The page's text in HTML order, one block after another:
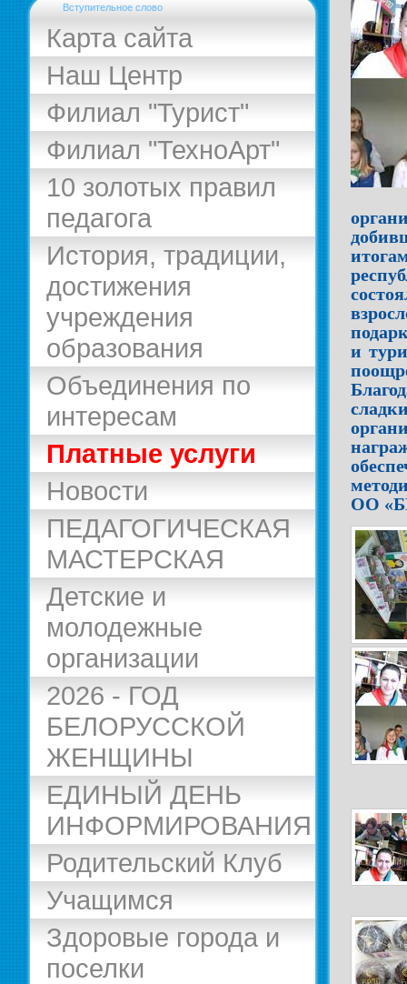
Вступительное слово
Карта сайта
Наш Центр
Филиал "Турист"
Филиал "ТехноАрт"
10 золотых правил
педагога
История, традиции,
достижения
учреждения
образования
Объединения по
интересам
Платные услуги
Новости
ПЕДАГОГИЧЕСКАЯ
МАСТЕРСКАЯ
Детские и
молодежные
организации
2026 - ГОД
БЕЛОРУССКОЙ
ЖЕНЩИНЫ
ЕДИНЫЙ ДЕНЬ
ИНФОРМИРОВАНИЯ
Родительский Клуб
Учащимся
Здоровые города и
поселки
и
ОО